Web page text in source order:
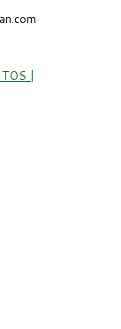
| TOS |